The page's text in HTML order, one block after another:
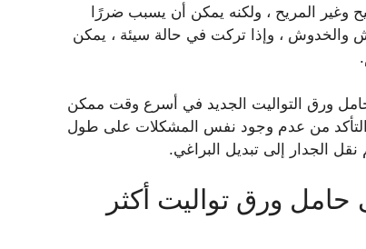
وغير المريح ، ولكنه يمكن أن يسبب ضررًا
والخدوش ، وإذا تركت في حالة سيئة ، يمكن
ورق التواليت الجديد في أسرع وقت ممكن
التأكد من عدم وجود نفس المشكلات على طول
الجدار إلى تبديل البراغي.
حامل ورق تواليت أكثر